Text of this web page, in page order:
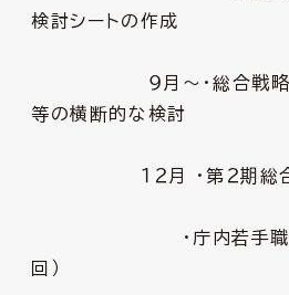
検討シートの作成
９月～・総合戦略推
等の横断的な検討
１２月 ・第２期総合戦
・庁内若手職員等と
回）